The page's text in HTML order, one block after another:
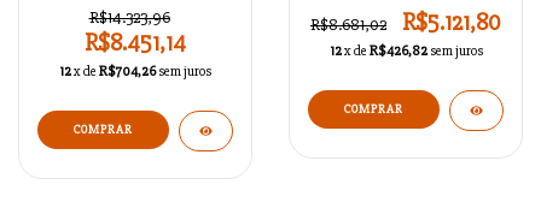
R$14.323,96
R$8.451,14
12x de R$704,26 sem juros
R$8.681,02
R$5.121,80
12x de R$426,82 sem juros